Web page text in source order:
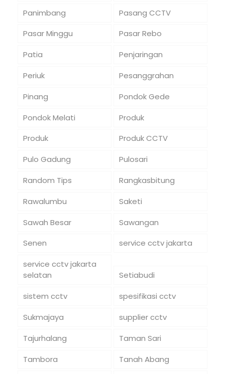
Panimbang
Pasang CCTV
Pasar Minggu
Pasar Rebo
Patia
Penjaringan
Periuk
Pesanggrahan
Pinang
Pondok Gede
Pondok Melati
Produk
Produk
Produk CCTV
Pulo Gadung
Pulosari
Random Tips
Rangkasbitung
Rawalumbu
Saketi
Sawah Besar
Sawangan
Senen
service cctv jakarta
service cctv jakarta
selatan
Setiabudi
sistem cctv
spesifikasi cctv
Sukmajaya
supplier cctv
Tajurhalang
Taman Sari
Tambora
Tanah Abang